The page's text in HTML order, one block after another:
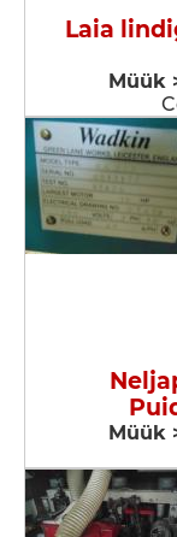
Laia
Müük
Müük